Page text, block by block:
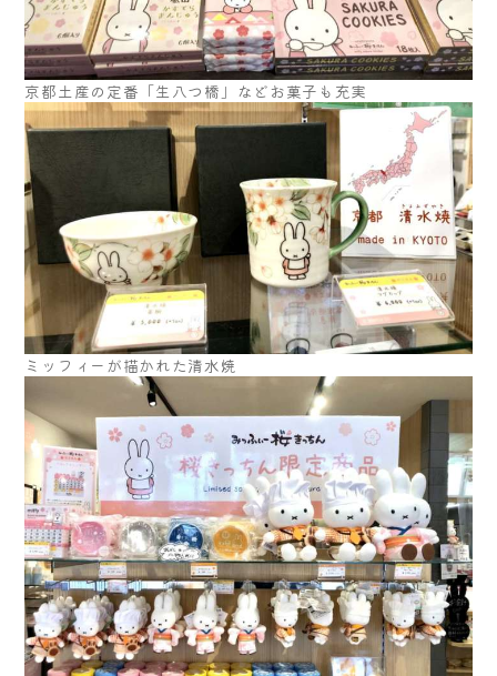
京都土産の定番「生八つ橋」などお菓子も充実
ミッフィーが描かれた清水焼